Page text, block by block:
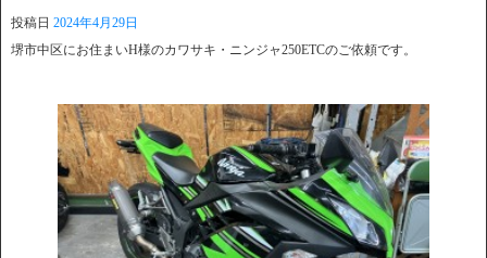
投稿日 2024年4月29日
堺市中区にお住まいH様のカワサキ・ニンジャ250ETCのご依頼です。